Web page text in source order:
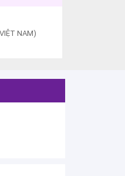
NAM)